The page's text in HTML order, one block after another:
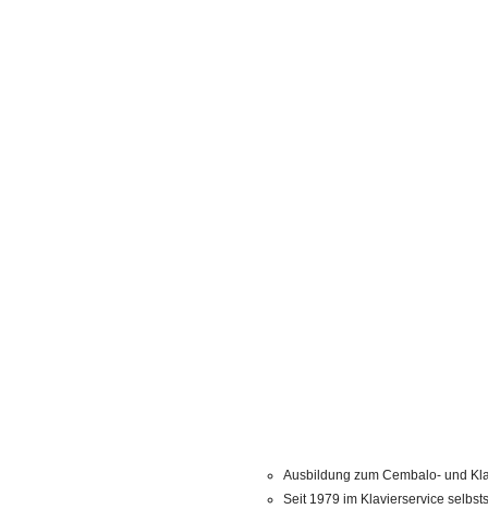
Ausbildung zum Cembalo- und
Seit 1979 im Klavierservice